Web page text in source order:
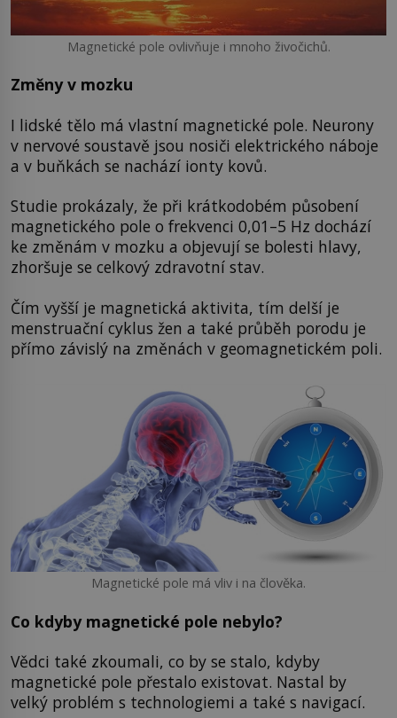
Magnetické pole ovlivňuje i mnoho živočichů.
Změny v mozku
I lidské tělo má vlastní magnetické pole. Neurony
v nervové soustavě jsou nosiči elektrického náboje
a v buňkách se nachází ionty kovů.
Studie prokázaly, že při krátkodobém působení
magnetického pole o frekvenci 0,01–5 Hz dochází
ke změnám v mozku a objevují se bolesti hlavy,
zhoršuje se celkový zdravotní stav.
Čím vyšší je magnetická aktivita, tím delší je
menstruační cyklus žen a také průběh porodu je
přímo závislý na změnách v geomagnetickém poli.
Magnetické pole má vliv i na člověka.
Co kdyby magnetické pole nebylo?
Vědci také zkoumali, co by se stalo, kdyby
magnetické pole přestalo existovat. Nastal by
velký problém s technologiemi a také s navigací.